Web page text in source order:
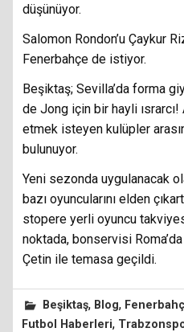
düşünüyor.
Salomon Rondon’u Çaykur
Fenerbahçe de istiyor.
Beşiktaş; Sevilla’da forma
de Jong için bir hayli
etmek isteyen kulüpler
bulunuyor.
Yeni sezonda uygulanacak
bazı oyuncularını elden
stopere yerli oyuncu
noktada, bonservisi
Çetin ile temasa geçildi.
Beşiktaş, Blog,
Futbol Haberleri,